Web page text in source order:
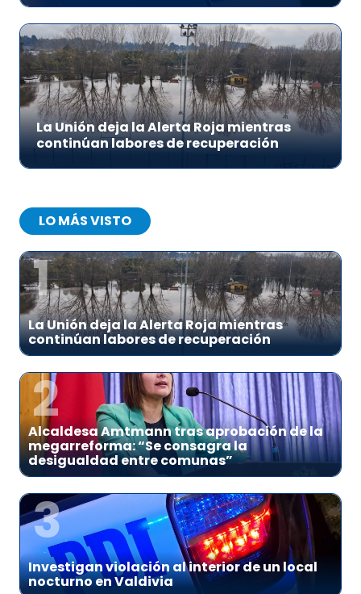
La Unión deja la Alerta Roja mientras
continúan labores de recuperación
LO MÁS VISTO
1
La Unión deja la Alerta Roja mientras
continúan labores de recuperación
2
Alcaldesa Amtmann tras aprobación de la
megarreforma: “Se consagra la
desigualdad entre comunas”
3
Investigan violación al interior de un local
nocturno en Valdivia